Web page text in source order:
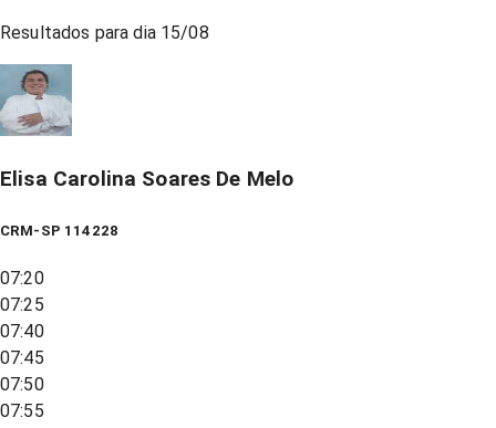
Resultados para dia 15/08
Elisa Carolina Soares De Melo
CRM-SP 114228
07:20
07:25
07:40
07:45
07:50
07:55